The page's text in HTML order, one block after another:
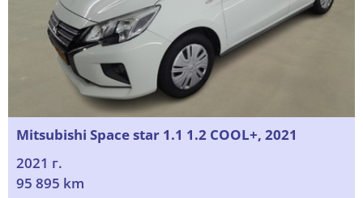
Mitsubishi Space star 1.1 1.2 COOL+, 2021
2021 г.
95 895 km